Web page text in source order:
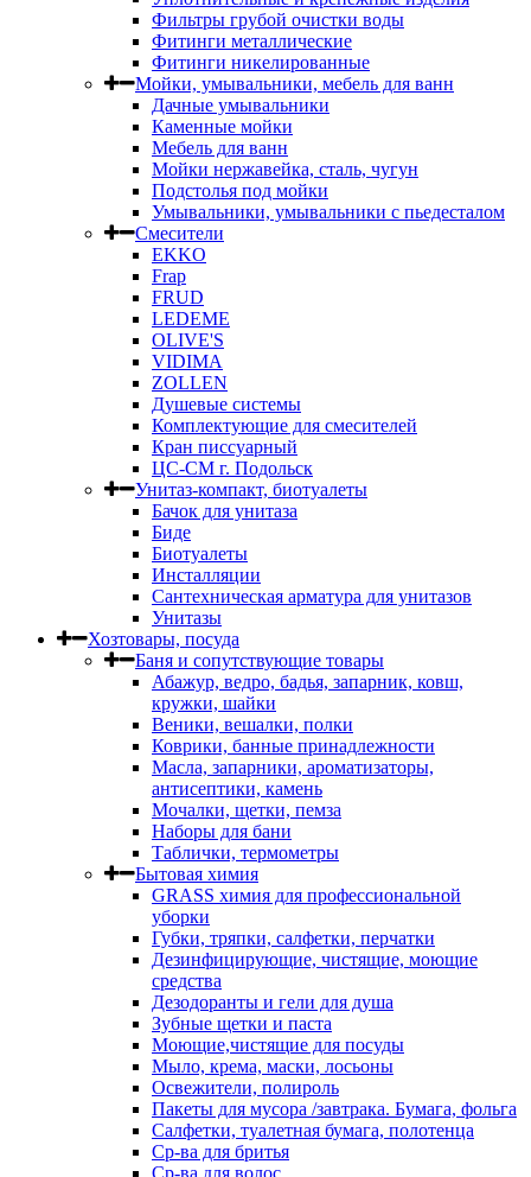
Фильтры грубой очистки воды
Фитинги металлические
Фитинги никелированные
Мойки, умывальники, мебель для ванн
Дачные умывальники
Каменные мойки
Мебель для ванн
Мойки нержавейка, сталь, чугун
Подстолья под мойки
Умывальники, умывальники с пьедесталом
Смесители
EKKO
Frap
FRUD
LEDEME
OLIVE'S
VIDIMA
ZOLLEN
Душевые системы
Комплектующие для смесителей
Кран писсуарный
ЦС-СМ г. Подольск
Унитаз-компакт, биотуалеты
Бачок для унитаза
Биде
Биотуалеты
Инсталляции
Сантехническая арматура для унитазов
Унитазы
Хозтовары, посуда
Баня и сопутствующие товары
Абажур, ведро, бадья, запарник, ковш,
кружки, шайки
Веники, вешалки, полки
Коврики, банные принадлежности
Масла, запарники, ароматизаторы,
антисептики, камень
Мочалки, щетки, пемза
Наборы для бани
Таблички, термометры
Бытовая химия
GRASS химия для профессиональной
уборки
Губки, тряпки, салфетки, перчатки
Дезинфицирующие, чистящие, моющие
средства
Дезодоранты и гели для душа
Зубные щетки и паста
Моющие,чистящие для посуды
Мыло, крема, маски, лосьоны
Освежители, полироль
Пакеты для мусора /завтрака. Бумага, фольга
Салфетки, туалетная бумага, полотенца
Ср-ва для бритья
Ср-ва для волос